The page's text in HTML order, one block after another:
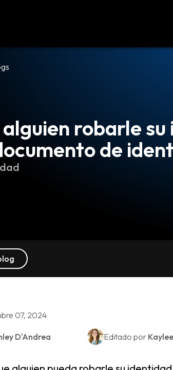
alguien robarle
de
07, 2024
D'Andrea Editado por